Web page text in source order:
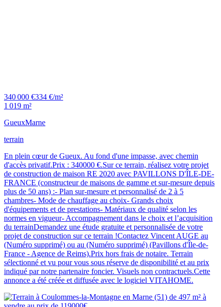
340 000 €334 €/m²
1 019 m²
GueuxMarne
terrain
En plein cœur de Gueux. Au fond d'une impasse, avec chemin
d'accès privatif.Prix : 340000 €.Sur ce terrain, réalisez votre projet
de construction de maison RE 2020 avec PAVILLONS D'ÎLE-DE-
FRANCE (constructeur de maisons de gamme et sur-mesure depuis
plus de 50 ans) :- Plan sur-mesure et personnalisé de 2 à 5
chambres- Mode de chauffage au choix- Grands choix
d'équipements et de prestations- Matériaux de qualité selon les
normes en vigueur- Accompagnement dans le choix et l’acquisition
du terrainDemandez une étude gratuite et personnalisée de votre
projet de construction sur ce terrain !Contactez Vincent AUGE au
(Numéro supprimé) ou au (Numéro supprimé) (Pavillons d'Île-de-
France - Agence de Reims).Prix hors frais de notaire. Terrain
sélectionné et vu pour vous sous réserve de disponibilité et au prix
indiqué par notre partenaire foncier. Visuels non contractuels.Cette
annonce a été créée et diffusée avec le logiciel VITAHOME.